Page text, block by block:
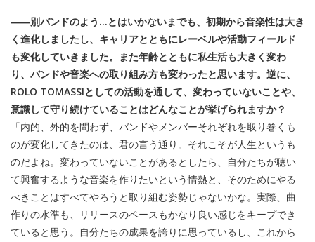
――別バンドのよう…とはいかないまでも、初期から音楽性は大き
く進化しましたし、キャリアとともにレーベルや活動フィールド
も変化していきました。また年齢とともに私生活も大きく変わ
り、バンドや音楽への取り組み方も変わったと思います。逆に、
ROLO TOMASSIとしての活動を通して、変わっていないことや、
意識して守り続けていることはどんなことが挙げられますか？
「内的、外的を問わず、バンドやメンバーそれぞれを取り巻くも
のが変化してきたのは、君の言う通り。それこそが人生というも
のだよね。変わっていないことがあるとしたら、自分たちが聴い
て興奮するような音楽を作りたいという情熱と、そのためにやる
べきことはすべてやろうと取り組む姿勢じゃないかな。実際、曲
作りの水準も、リリースのペースもかなり良い感じをキープでき
ていると思う。自分たちの成果を誇りに思っているし、これから